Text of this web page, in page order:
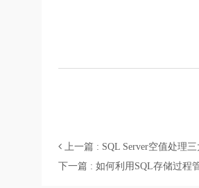
上一篇 : SQL Server空值处理
下一篇 : 如何利用SQL存储过程